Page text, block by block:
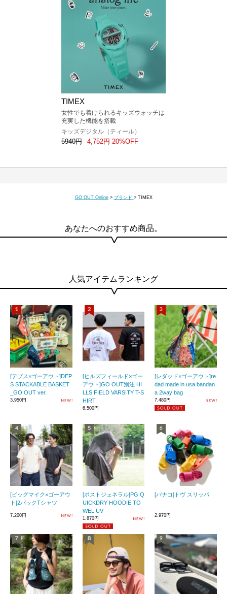
TIMEX
女性でも着けられるキッズウォッチは
充実した機能を搭載
キッズデジタル（ティール）
5940円 4,752円 20%OFF
GO OUT Online > ブランド > TIMEX
あなたへのおすすめ商品。
人気アイテムランキング
[デプス×ゴーアウト]DEP
S STACKABLE BASKET
_GO OUT ver.
3,950円
[ヒルズフィールド×ゴー
アウト]GO OUT別注 HI
LLS FIELD VARSITY T-S
HIRT
6,500円
[レダッド×ゴーアウト]re
dad made in usa bandan
a 2way bag
7,480円
[ビッグマイク×ゴーアウ
ト]2パックTシャツ
7,200円
[ポストジェネラル]PG Q
UICKDRY HOODIE TO
WEL UV
1,870円
[バナコ]トヴ スリッパ
2,970円